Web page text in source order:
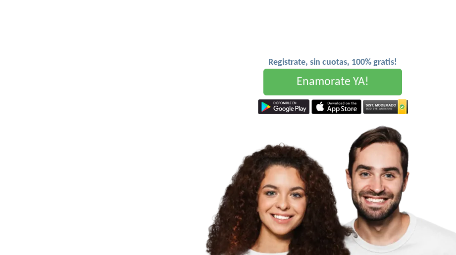
Registrate, sin cuotas, 100% gratis!
Enamorate YA!